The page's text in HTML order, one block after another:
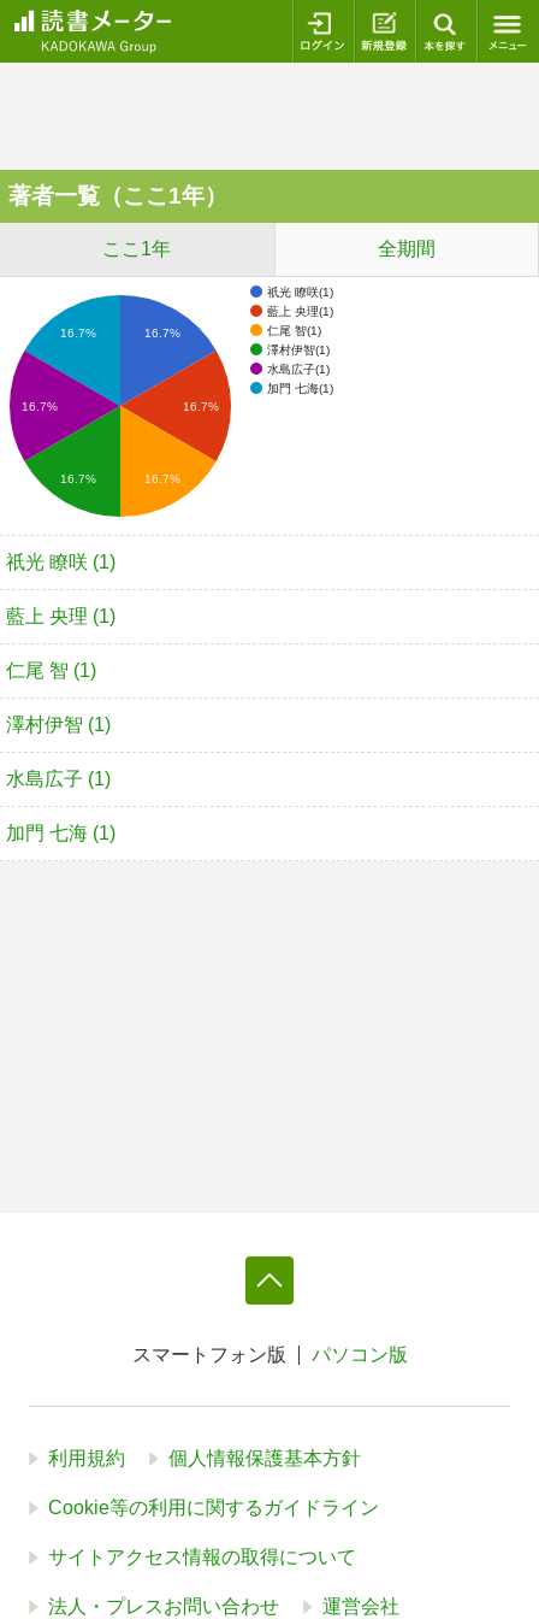
ログイン 新規登録
著者一覧（ここ1年）
ここ1年 全期間
祇光 瞭咲(1)
藍上 央理(1)
仁尾 智(1)
澤村伊智(1)
水島広子(1)
加門 七海(1)
16.7%
16.7%
16.7%
16.7%
16.7% 16.7%
祇光 瞭咲 (1)
藍上 央理 (1)
仁尾 智 (1)
澤村伊智 (1)
水島広子 (1)
加門 七海 (1)
スマートフォン版 パソコン版
利用規約 個人情報保護基本方針
Cookie等の利用に関するガイドライン
サイトアクセス情報の取得について
法人・プレスお問い合わせ 運営会社